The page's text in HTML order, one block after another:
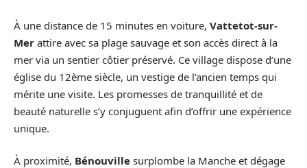
À une distance de 15 minutes en voiture, Vattetot-sur-
Mer attire avec sa plage sauvage et son accès direct à la
mer via un sentier côtier préservé. Ce village dispose d’une
église du 12ème siècle, un vestige de l’ancien temps qui
mérite une visite. Les promesses de tranquillité et de
beauté naturelle s’y conjuguent afin d’offrir une expérience
unique.
À proximité, Bénouville surplombe la Manche et dégage